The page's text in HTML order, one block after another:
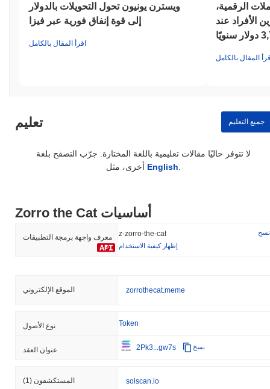
ويسترن يونيون تحول التحويلات بالدولار
إلى قوة إنفاق فورية عبر فيزا
اقرأ المقال بالكامل
الرقمية،
الأفراد عند
المقال بالكامل
تعليم جميع التعليم
لا تتوفر حاليًا مقالات تعليمية باللغة المختارة. جرّب التصفح بلغة
English
Zorro the Cat أساسيات
معرف واجهة برمجة التطبيقات z-zorro-the-cat
نسخ
إظهار كيفية الاستخدام
الموقع الإلكتروني zorrothecat.meme
نوع الأصول Token
عنوان العقد 2Pk3...gw7s نسخ
المستكشفون (1) solscan.io